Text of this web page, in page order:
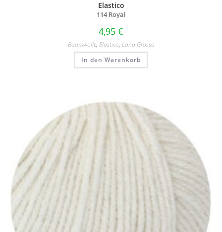
Elastico
114 Royal
4,95 €
Baumwolle, Elastico, Lana Grossa
In den Warenkorb